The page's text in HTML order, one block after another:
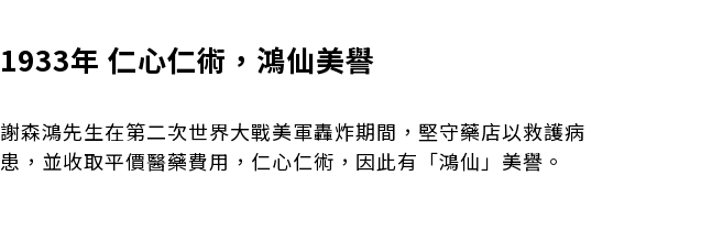
1933年 仁心仁術，鴻仙美譽
謝森鴻先生在第二次世界大戰美軍轟炸期間，堅守藥店以救護病
患，並收取平價醫藥費用，仁心仁術，因此有「鴻仙」美譽。